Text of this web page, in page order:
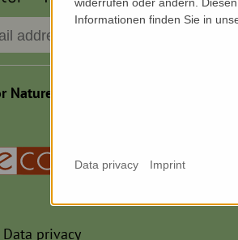
Nature Österreich,2026
Data privacy
Informationen finden Sie in
Data privacy Imprint